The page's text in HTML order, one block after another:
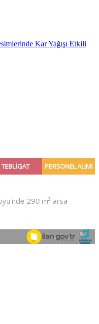
Kar Yağışı Etkili